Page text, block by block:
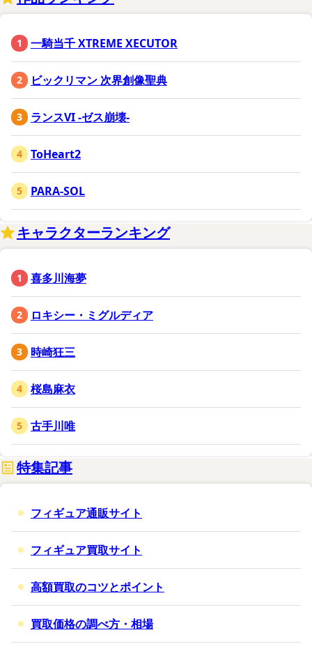
一騎当千 XTREME XECUTOR
ビックリマン 次界創像聖典
ランスVI -ゼス崩壊-
ToHeart2
PARA-SOL
キャラクターランキング
喜多川海夢
ロキシー・ミグルディア
時崎狂三
桜島麻衣
古手川唯
特集記事
フィギュア通販サイト
フィギュア買取サイト
高額買取のコツとポイント
買取価格の調べ方・相場